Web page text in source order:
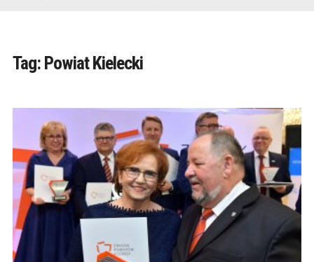
Tag: Powiat Kielecki